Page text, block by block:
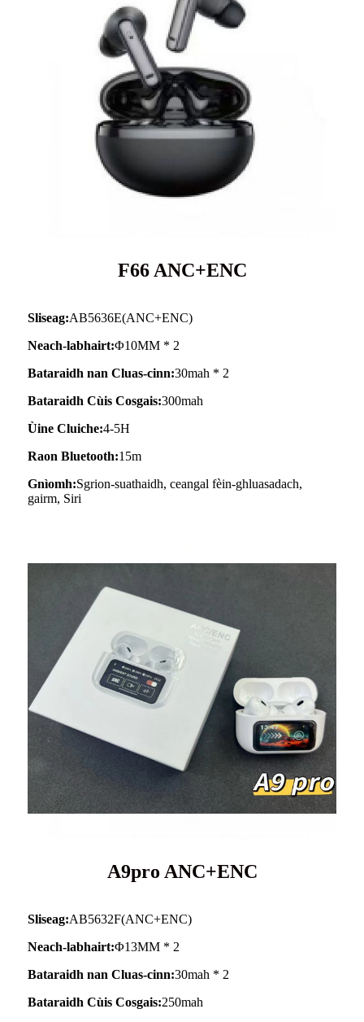
F66 ANC+ENC
Sliseag:AB5636E(ANC+ENC)
Neach-labhairt:Φ10MM * 2
Bataraidh nan Cluas-cinn:30mah * 2
Bataraidh Cùis Cosgais:300mah
Ùine Cluiche:4-5H
Raon Bluetooth:15m
Gnìomh:Sgrion-suathaidh, ceangal fèin-ghluasadach,
gairm, Siri
A9pro ANC+ENC
Sliseag:AB5632F(ANC+ENC)
Neach-labhairt:Φ13MM * 2
Bataraidh nan Cluas-cinn:30mah * 2
Bataraidh Cùis Cosgais:250mah